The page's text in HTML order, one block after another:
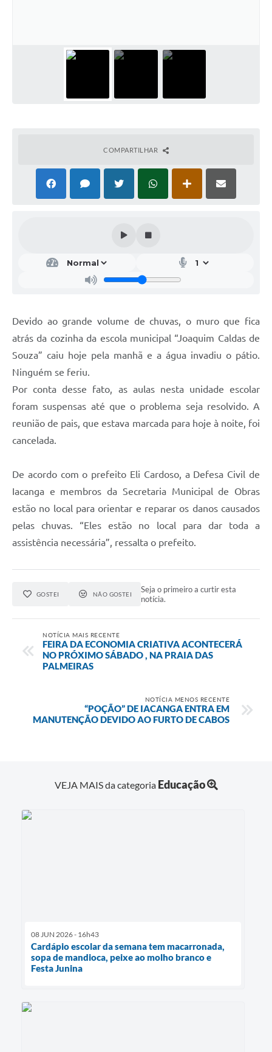
COMPARTILHAR
Devido ao grande volume de chuvas, o muro que fica
atrás da cozinha da escola municipal “Joaquim Caldas de
Souza” caiu hoje pela manhã e a água invadiu o pátio.
Ninguém se feriu.
Por conta desse fato, as aulas nesta unidade escolar
foram suspensas até que o problema seja resolvido. A
reunião de pais, que estava marcada para hoje à noite, foi
cancelada.
De acordo com o prefeito Eli Cardoso, a Defesa Civil de
Iacanga e membros da Secretaria Municipal de Obras
estão no local para orientar e reparar os danos causados
pelas chuvas. “Eles estão no local para dar toda a
assistência necessária”, ressalta o prefeito.
GOSTEI NÃO GOSTEI
Seja o primeiro a curtir esta
notícia.
NOTÍCIA MAIS RECENTE
FEIRA DA ECONOMIA CRIATIVA ACONTECERÁ
NO PRÓXIMO SÁBADO , NA PRAIA DAS
PALMEIRAS
NOTÍCIA MENOS RECENTE
“POÇÃO” DE IACANGA ENTRA EM
MANUTENÇÃO DEVIDO AO FURTO DE CABOS
VEJA MAIS da categoria Educação
08 JUN 2026 - 16h43
Cardápio escolar da semana tem macarronada,
sopa de mandioca, peixe ao molho branco e
Festa Junina